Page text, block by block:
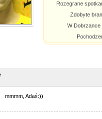
Rozegrane
Zdobyte
W Dobrzance
mmmm, Adaś:))